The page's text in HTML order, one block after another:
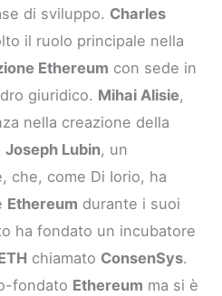
di sviluppo. Charles
il ruolo principale nella
Ethereum con sede in
giuridico. Mihai Alisie,
nella creazione della
Joseph Lubin, un
che, come Di Iorio, ha
Ethereum durante i suoi
ha fondato un incubatore
chiamato ConsenSys.
fondato Ethereum ma si è